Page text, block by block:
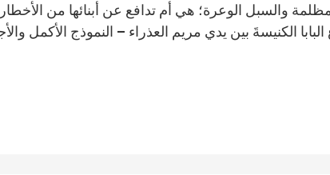
والسبل الوعرة؛ هي أم تدافع عن أبنائها من
الكنيسةَ بين يدي مريم العذراء – النموذج الأكمل